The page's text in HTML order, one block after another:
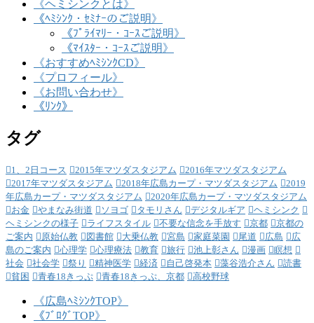
《ヘミシンクとは》
《ﾍﾐｼﾝｸ・ｾﾐﾅｰのご説明》
《ﾌﾟﾗｲﾏﾘｰ・ｺｰｽご説明》
《ﾏｲｽﾀｰ・ｺｰｽご説明》
《おすすめﾍﾐｼﾝｸCD》
《プロフィール》
《お問い合わせ》
《ﾘﾝｸ》
タグ
1、2日コース 2015年マツダスタジアム
2016年マツダスタジアム
2017年マツダスタジアム
2018年広島カープ・マツダスタジアム
2019
年広島カープ・マツダスタジアム
2020年広島カープ・マツダスタジアム
お金
やまなみ街道 ソヨゴ タモリさん デジタルギア
ヘミシンク
ヘミシンクの様子
ライフスタイル 不要な信念を手放す 京都
京都の
ご案内
原始仏教 図書館 大乗仏教 宮島 家庭菜園 尾道 広島
広
島のご案内
心理学 心理療法 教育 旅行 池上彰さん 漫画
瞑想
社会
社会学 祭り 精神医学 経済 自己啓発本 藻谷浩介さん
読書
貧困
青春18きっぷ 青春18きっぷ、京都 高校野球
《広島ﾍﾐｼﾝｸTOP》
《ﾌﾞﾛｸﾞTOP》